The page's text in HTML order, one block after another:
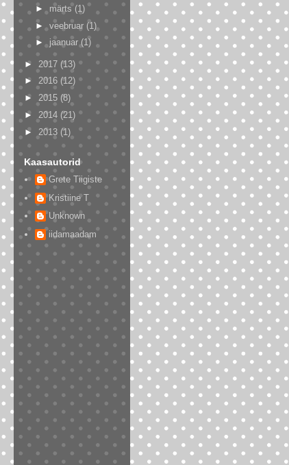
► märts(1)
► veebruar (1)
► jaanuar(1)
► 2017 (13)
► 2016 (12)
► 2015 (8)
► 2014 (21)
► 2013 (1)
Kaasautorid
Grete Tiigiste
Kristiine T
Unknown
iidamaadam